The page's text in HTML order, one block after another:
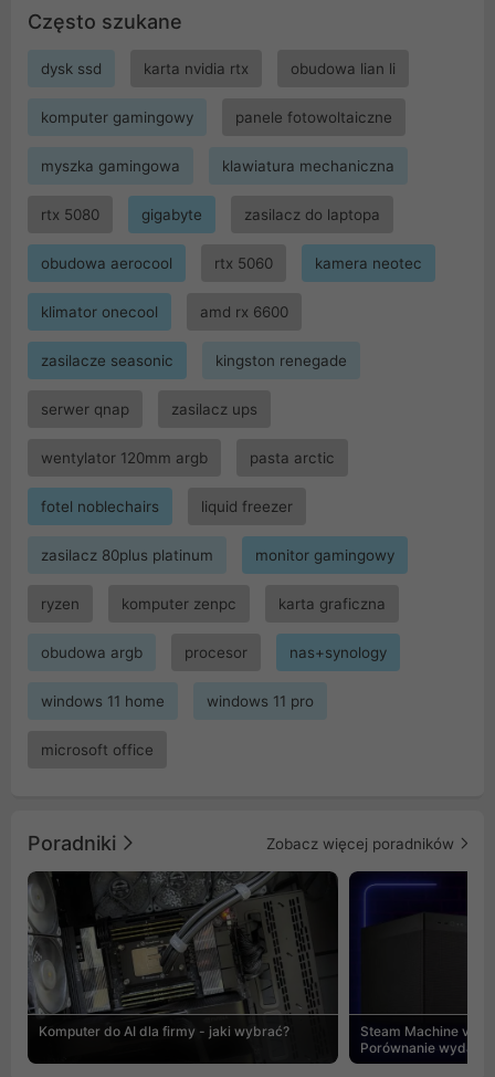
Często szukane
dysk ssd karta nvidia rtx obudowa lian li
komputer gamingowy panele fotowoltaiczne
myszka gamingowa klawiatura mechaniczna
rtx 5080 gigabyte zasilacz do laptopa
obudowa aerocool rtx 5060 kamera neotec
klimator onecool amd rx 6600
zasilacze seasonic kingston renegade
serwer qnap zasilacz ups
wentylator 120mm argb pasta arctic
fotel noblechairs liquid freezer
zasilacz 80plus platinum monitor gamingowy
ryzen komputer zenpc karta graficzna
obudowa argb procesor nas+synology
windows 11 home windows 11 pro
microsoft office
Poradniki Zobacz więcej poradników
Komputer do AI dla firmy - jaki wybrać?
Steam Machine vs
Porównanie